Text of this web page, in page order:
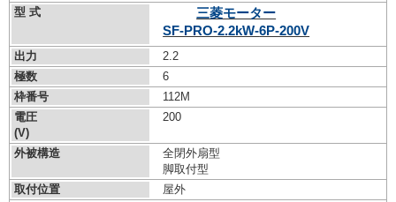
型 式
三菱モーター
SF-PRO-2.2kW-6P-200V
出力
2.2
極数
6
枠番号
112M
電圧
(V)
200
外被構造
全閉外扇型
脚取付型
取付位置
屋外